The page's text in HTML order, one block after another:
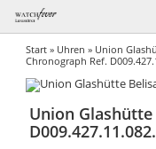
Start » Uhren » Union
Chronograph Ref.
Union